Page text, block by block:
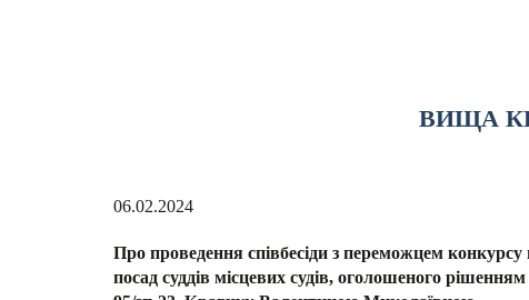
ВИЩА
06.02.2024
Про проведення співбесіди з переможцем
посад суддів місцевих судів, оголошеного